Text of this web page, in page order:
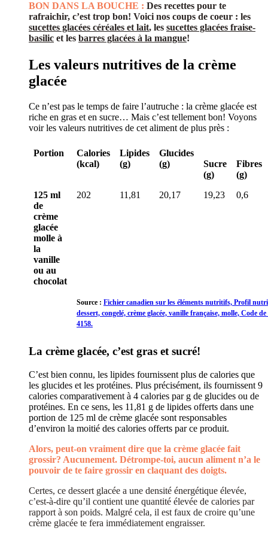
BON DANS LA BOUCHE : Des recettes pour te
rafraichir, c’est trop bon! Voici nos coups de coeur : les
sucettes glacées céréales et lait, les sucettes glacées fraise-
basilic et les barres glacées à la mangue!
Les valeurs nutritives de la crème
glacée
Ce n’est pas le temps de faire l’autruche : la crème glacée est
riche en gras et en sucre… Mais c’est tellement bon! Voyons
voir les valeurs nutritives de cet aliment de plus près :
Portion
Calories
(kcal)
Lipides
(g)
Glucides
(g)
Sucre
(g)
Fibres
(g)
125 ml
de
crème
glacée
molle à
la
vanille
ou au
chocolat
202 11,81 20,17 19,23 0,6
Source : Fichier canadien sur les éléments nutritifs, Profil
dessert, congelé, crème glacée, vanille française, molle, Code
4158.
La crème glacée, c’est gras et sucré!
C’est bien connu, les lipides fournissent plus de calories que
les glucides et les protéines. Plus précisément, ils fournissent 9
calories comparativement à 4 calories par g de glucides ou de
protéines. En ce sens, les 11,81 g de lipides offerts dans une
portion de 125 ml de crème glacée sont responsables
d’environ la moitié des calories offerts par ce produit.
Alors, peut-on vraiment dire que la crème glacée fait
grossir? Aucunement. Détrompe-toi, aucun aliment n’a le
pouvoir de te faire grossir en claquant des doigts.
Certes, ce dessert glacée a une densité énergétique élevée,
c’est-à-dire qu’il contient une quantité élevée de calories par
rapport à son poids. Malgré cela, il est faux de croire qu’une
crème glacée te fera immédiatement engraisser.